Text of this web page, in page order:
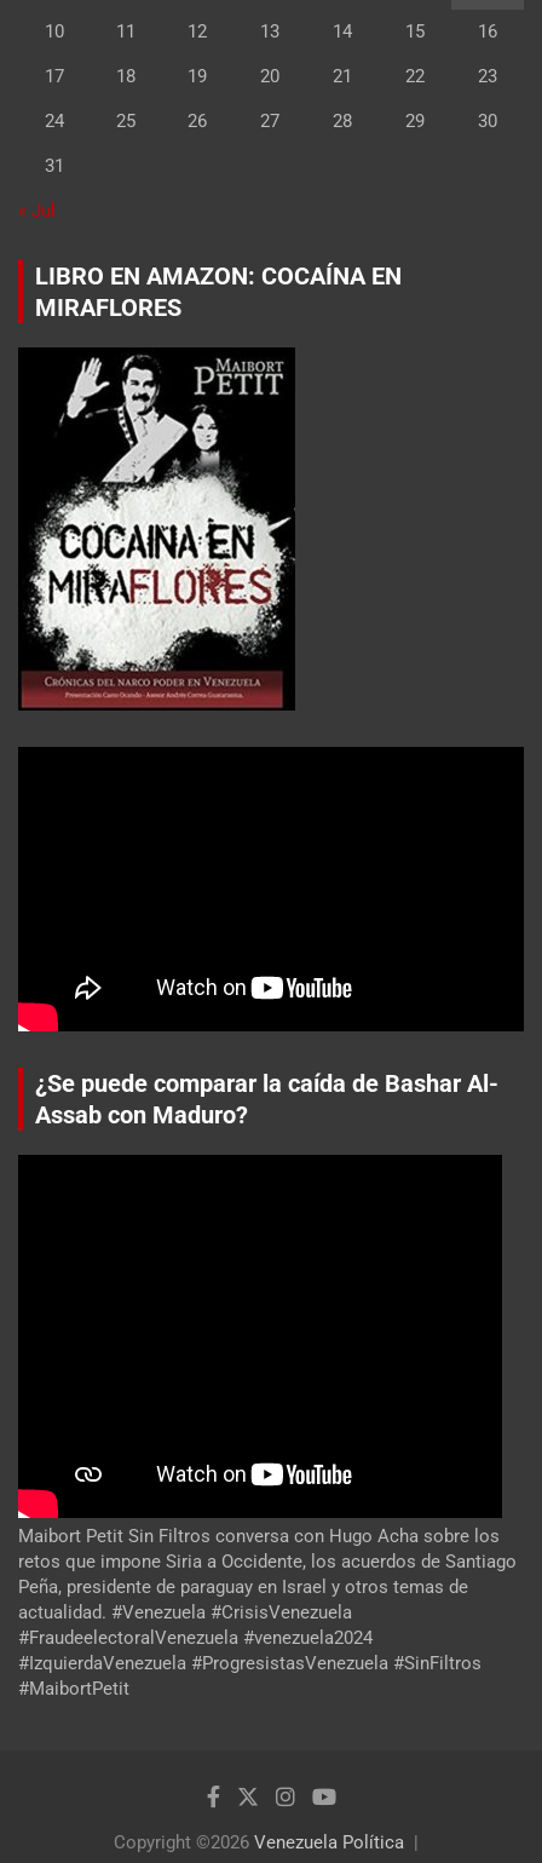
10 11 12 13 14 15 16
17 18 19 20 21 22 23
24 25 26 27 28 29 30
31
« Jul
LIBRO EN AMAZON: COCAÍNA EN
MIRAFLORES
¿Se puede comparar la caída de Bashar Al-
Assab con Maduro?
Maibort Petit Sin Filtros conversa con Hugo Acha sobre los
retos que impone Siria a Occidente, los acuerdos de Santiago
Peña, presidente de paraguay en Israel y otros temas de
actualidad. #Venezuela #CrisisVenezuela
#FraudeelectoralVenezuela #venezuela2024
#IzquierdaVenezuela #ProgresistasVenezuela #SinFiltros
#MaibortPetit
Copyright ©2026 Venezuela Política